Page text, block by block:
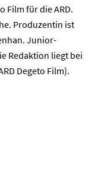
Film für die ARD.
Produzentin ist
Junior-
Redaktion liegt bei
Degeto Film).